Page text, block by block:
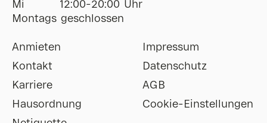
Mi
12:00-20:00 Uhr
Montags geschlossen
Anmieten
Kontakt
Karriere
Hausordnung
Impressum
Datenschutz
AGB
Cookie-Einstellungen